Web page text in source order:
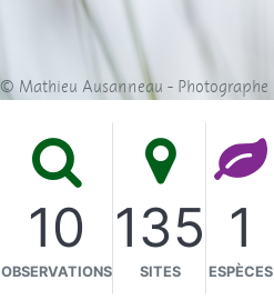
10
OBSERVATIONS
135
SITES
1
ESPÈCES